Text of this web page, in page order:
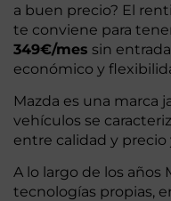
a buen precio? El
te conviene para
349€/mes sin
económico y
Mazda es una marca
vehículos se
entre calidad y precio
A lo largo de los años
tecnologías propias,